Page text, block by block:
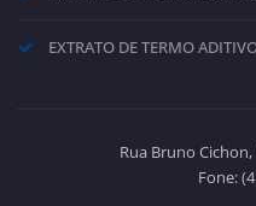
EXTRATO DE TERMO
Rua Bruno
Fone: